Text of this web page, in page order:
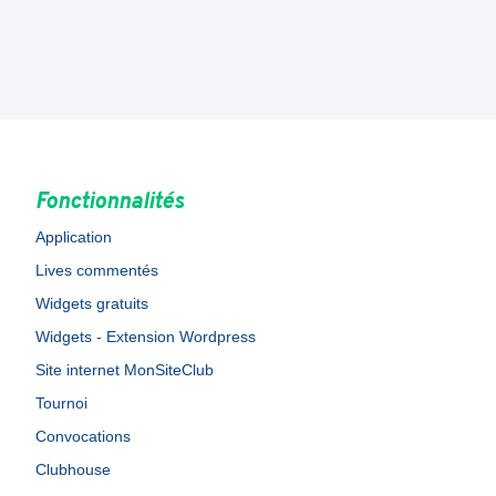
Fonctionnalités
Application
Lives commentés
Widgets gratuits
Widgets - Extension Wordpress
Site internet MonSiteClub
Tournoi
Convocations
Clubhouse